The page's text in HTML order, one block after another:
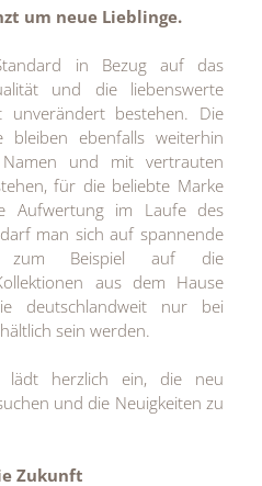
um neue Lieblinge.
in Bezug auf das
und die liebenswerte
unverändert bestehen. Die
bleiben ebenfalls weiterhin
und mit vertrauten
für die beliebte Marke
Aufwertung im Laufe des
man sich auf spannende
zum Beispiel auf die
aus dem Hause
deutschlandweit nur bei
sein werden.
lädt herzlich ein, die neu
und die Neuigkeiten zu
Zukunft